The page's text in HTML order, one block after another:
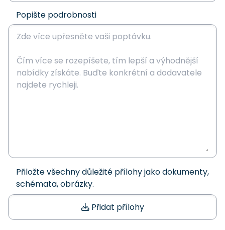
Popište podrobnosti
Přiložte všechny důležité přílohy jako dokumenty,
schémata, obrázky.
Přidat přílohy